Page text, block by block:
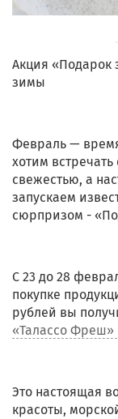
Акция «Подарок
зимы
Февраль —
хотим
свежестью, а
запускаем
сюрпризом -
С 23 до 28
покупке
рублей вы
«Талассо Фреш»
Это настоящая
красоты,